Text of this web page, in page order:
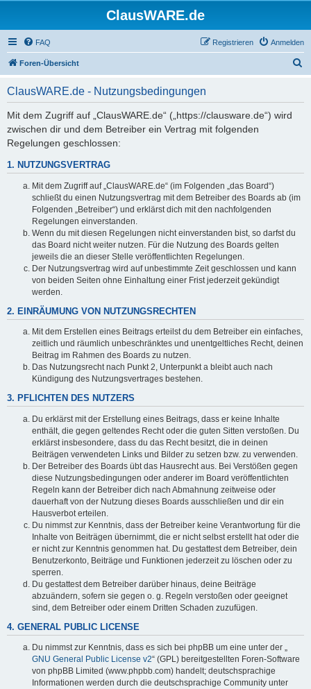
ClausWARE.de
FAQ Anmelden
Registrieren
Foren-Übersicht
ClausWARE.de - Nutzungsbedingungen
Mit dem Zugriff auf „ClausWARE.de“ („https://clausware.de“) wird
zwischen dir und dem Betreiber ein Vertrag mit folgenden
Regelungen geschlossen:
1. NUTZUNGSVERTRAG
Mit dem Zugriff auf „ClausWARE.de“ (im Folgenden „das Board“)
schließt du einen Nutzungsvertrag mit dem Betreiber des Boards ab (im
Folgenden „Betreiber“) und erklärst dich mit den nachfolgenden
Regelungen einverstanden.
Wenn du mit diesen Regelungen nicht einverstanden bist, so darfst du
das Board nicht weiter nutzen. Für die Nutzung des Boards gelten
jeweils die an dieser Stelle veröffentlichten Regelungen.
Der Nutzungsvertrag wird auf unbestimmte Zeit geschlossen und kann
von beiden Seiten ohne Einhaltung einer Frist jederzeit gekündigt
werden.
2. EINRÄUMUNG VON NUTZUNGSRECHTEN
Mit dem Erstellen eines Beitrags erteilst du dem Betreiber ein einfaches,
zeitlich und räumlich unbeschränktes und unentgeltliches Recht, deinen
Beitrag im Rahmen des Boards zu nutzen.
Das Nutzungsrecht nach Punkt 2, Unterpunkt a bleibt auch nach
Kündigung des Nutzungsvertrages bestehen.
3. PFLICHTEN DES NUTZERS
Du erklärst mit der Erstellung eines Beitrags, dass er keine Inhalte
enthält, die gegen geltendes Recht oder die guten Sitten verstoßen. Du
erklärst insbesondere, dass du das Recht besitzt, die in deinen
Beiträgen verwendeten Links und Bilder zu setzen bzw. zu verwenden.
Der Betreiber des Boards übt das Hausrecht aus. Bei Verstößen gegen
diese Nutzungsbedingungen oder anderer im Board veröffentlichten
Regeln kann der Betreiber dich nach Abmahnung zeitweise oder
dauerhaft von der Nutzung dieses Boards ausschließen und dir ein
Hausverbot erteilen.
Du nimmst zur Kenntnis, dass der Betreiber keine Verantwortung für die
Inhalte von Beiträgen übernimmt, die er nicht selbst erstellt hat oder die
er nicht zur Kenntnis genommen hat. Du gestattest dem Betreiber, dein
Benutzerkonto, Beiträge und Funktionen jederzeit zu löschen oder zu
sperren.
Du gestattest dem Betreiber darüber hinaus, deine Beiträge
abzuändern, sofern sie gegen o. g. Regeln verstoßen oder geeignet
sind, dem Betreiber oder einem Dritten Schaden zuzufügen.
4. GENERAL PUBLIC LICENSE
Du nimmst zur Kenntnis, dass es sich bei phpBB um eine unter der „
GNU General Public License v2“ (GPL) bereitgestellten Foren-Software
von phpBB Limited (www.phpbb.com) handelt; deutschsprachige
Informationen werden durch die deutschsprachige Community unter